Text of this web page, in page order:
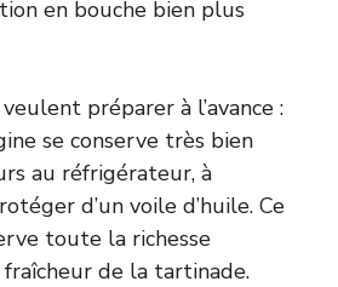
en bouche bien plus
préparer à l’avance :
se conserve très bien
au réfrigérateur, à
d’un voile d’huile. Ce
toute la richesse
de la tartinade.